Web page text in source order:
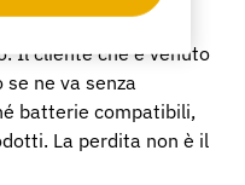
di alto valore,
Il cliente che è venuto
ne va senza
batterie compatibili,
La perdita non è il